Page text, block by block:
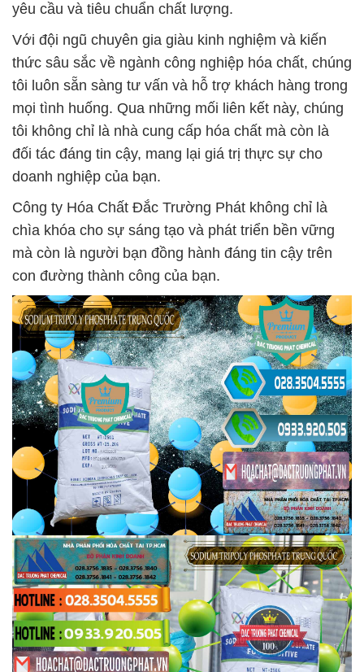
yêu cầu và tiêu chuẩn chất lượng.
Với đội ngũ chuyên gia giàu kinh nghiệm và kiến
thức sâu sắc về ngành công nghiệp hóa chất, chúng
tôi luôn sẵn sàng tư vấn và hỗ trợ khách hàng trong
mọi tình huống. Qua những mối liên kết này, chúng
tôi không chỉ là nhà cung cấp hóa chất mà còn là
đối tác đáng tin cậy, mang lại giá trị thực sự cho
doanh nghiệp của bạn.
Công ty Hóa Chất Đắc Trường Phát không chỉ là
chìa khóa cho sự sáng tạo và phát triển bền vững
mà còn là người bạn đồng hành đáng tin cậy trên
con đường thành công của bạn.